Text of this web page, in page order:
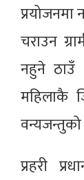
प्रयोजनमा
चराउन
नहुने ठाउँ
महिलाकै
प्रहरी